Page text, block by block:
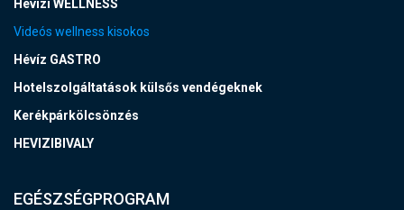
Hévízi WELLNESS
Videós wellness kisokos
Hévíz GASTRO
Hotelszolgáltatások külsős vendégeknek
Kerékpárkölcsönzés
HEVIZIBIVALY
EGÉSZSÉGPROGRAM